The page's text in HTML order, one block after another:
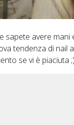
sapete avere
tendenza di nail
se vi è piaciuta